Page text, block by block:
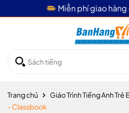
Giao hàng hỏa
Trang chủ Giáo Trình Tiếng Anh Trẻ
- Classbook